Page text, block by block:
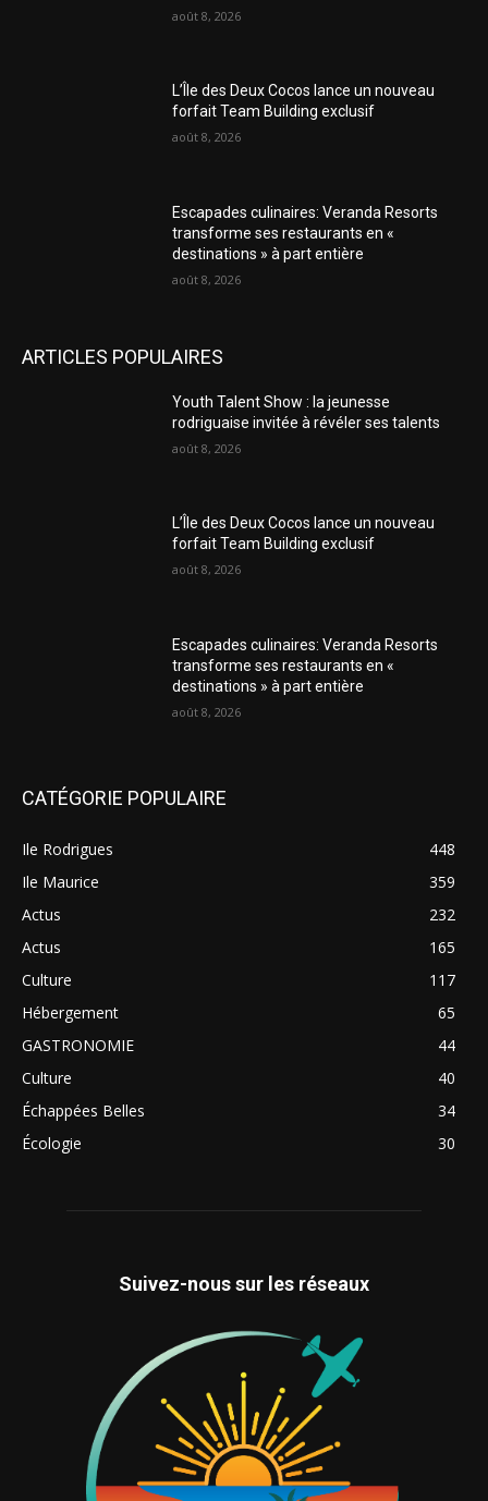
août 8, 2026
L’Île des Deux Cocos lance un nouveau
forfait Team Building exclusif
août 8, 2026
Escapades culinaires: Veranda Resorts
transforme ses restaurants en «
destinations » à part entière
août 8, 2026
ARTICLES POPULAIRES
Youth Talent Show : la jeunesse
rodriguaise invitée à révéler ses talents
août 8, 2026
L’Île des Deux Cocos lance un nouveau
forfait Team Building exclusif
août 8, 2026
Escapades culinaires: Veranda Resorts
transforme ses restaurants en «
destinations » à part entière
août 8, 2026
CATÉGORIE POPULAIRE
Ile Rodrigues
448
Ile Maurice
359
Actus
232
Actus
165
Culture
117
Hébergement
65
GASTRONOMIE
44
Culture
40
Échappées Belles
34
Écologie
30
Suivez-nous sur les réseaux